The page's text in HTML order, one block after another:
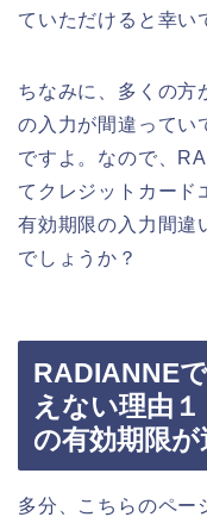
ていただけると幸い
ちなみに、多くの方
の入力が間違ってい
ですよ。なので、
てクレジットカード
有効期限の入力間違
でしょうか？
RADIANNE
えない理由
の有効期限が
多分、こちらのペー